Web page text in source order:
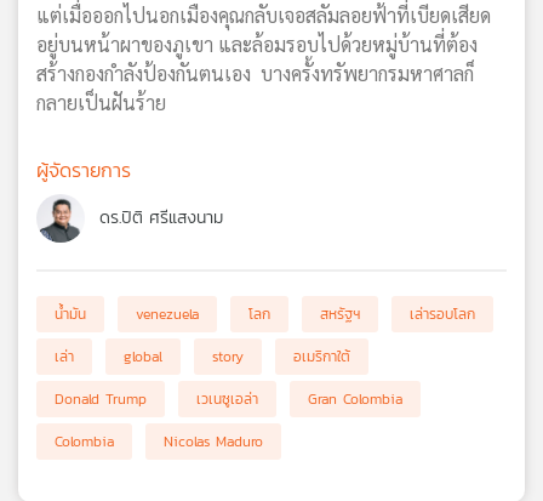
แต่เมื่อออกไปนอกเมืองคุณกลับเจอสลัมลอยฟ้าที่เบียดเสียด
อยู่บนหน้าผาของภูเขา และล้อมรอบไปด้วยหมู่บ้านที่ต้อง
สร้างกองกำลังป้องกันตนเอง บางครั้งทรัพยากรมหาศาลก็
กลายเป็นฝันร้าย
ผู้จัดรายการ
ดร.ปิติ ศรีแสงนาม
น้ำมัน venezuela โลก สหรัฐฯ
เล่ารอบโลก
เล่า
global story
อเมริกาใต้
Donald Trump
เวเนซูเอล่า
Gran Colombia
Colombia
Nicolas Maduro